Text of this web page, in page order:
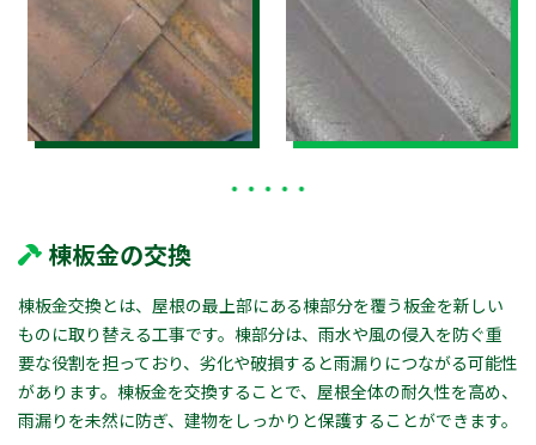
棟板金の交換
棟板金交換とは、屋根の最上部にある棟部分を覆う板金を新しい
ものに取り替える工事です。棟部分は、雨水や風の侵入を防ぐ重
要な役割を担っており、劣化や破損すると雨漏りにつながる可能性
があります。棟板金を交換することで、屋根全体の耐久性を高め、
雨漏りを未然に防ぎ、建物をしっかりと保護することができます。